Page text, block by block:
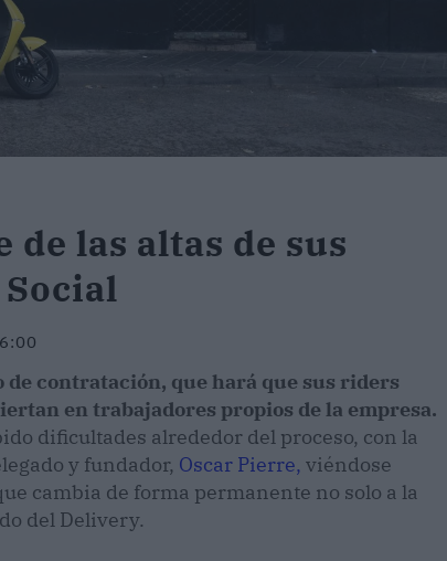
las altas de sus
de contratación, que hará que sus riders
en trabajadores propios de la empresa.
dificultades alrededor del proceso, con la
y fundador, Oscar Pierre, viéndose
cambia de forma permanente no solo a la
del Delivery.